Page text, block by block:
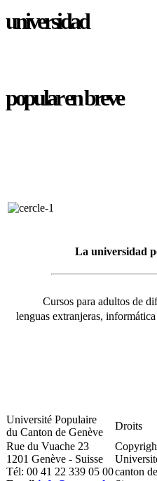
universidad
popular en breve
La universidad
Cursos para adultos de
lenguas extranjeras,
Université Populaire
du Canton de Genève
Droits
Rue du Vuache 23
1201 Genève - Suisse
Tél: 00 41 22 339 05 00canton